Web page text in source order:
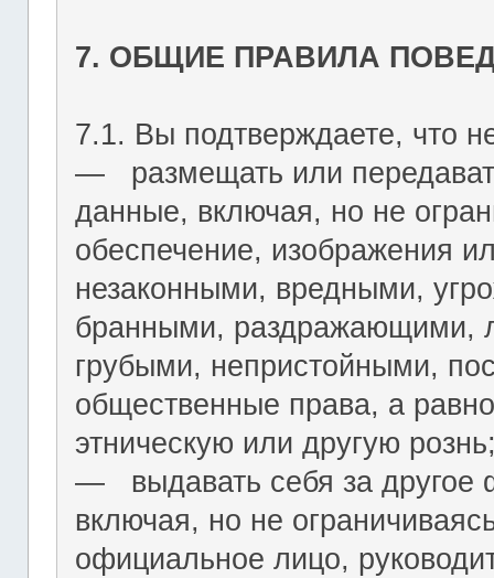
7. ОБЩИЕ ПРАВИЛА
7.1. Вы подтверждаете, что
― размещать или
данные, включая, но не
обеспечение, изображения
незаконными, вредными,
бранными, раздражающими,
грубыми, непристойными,
общественные права, а
этническую или другую
― выдавать себя за другое
включая, но не
официальное лицо,